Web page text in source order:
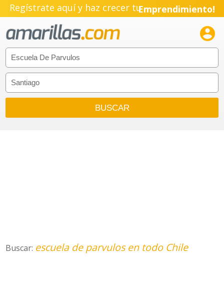
Regístrate aquí y haz crecer tuEmprendimiento!

Buscar: escuela de parvulos en todo Chile